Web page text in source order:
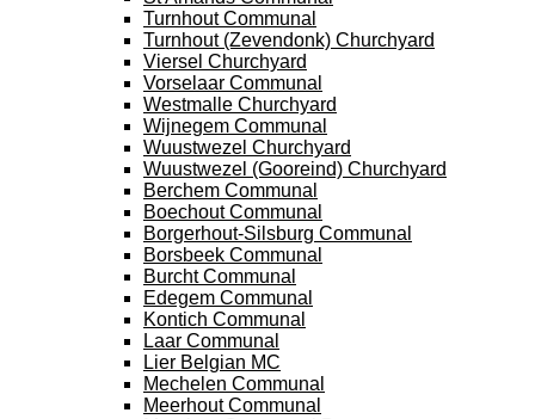
Turnhout Communal
Turnhout (Zevendonk) Churchyard
Viersel Churchyard
Vorselaar Communal
Westmalle Churchyard
Wijnegem Communal
Wuustwezel Churchyard
Wuustwezel (Gooreind) Churchyard
Berchem Communal
Boechout Communal
Borgerhout-Silsburg Communal
Borsbeek Communal
Burcht Communal
Edegem Communal
Kontich Communal
Laar Communal
Lier Belgian MC
Mechelen Communal
Meerhout Communal